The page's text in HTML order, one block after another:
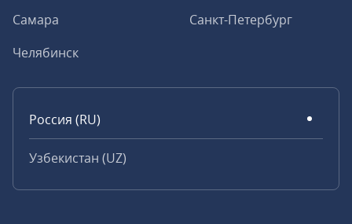
Самара
Санкт-Петербург
Челябинск
Россия (RU)
Узбекистан (UZ)